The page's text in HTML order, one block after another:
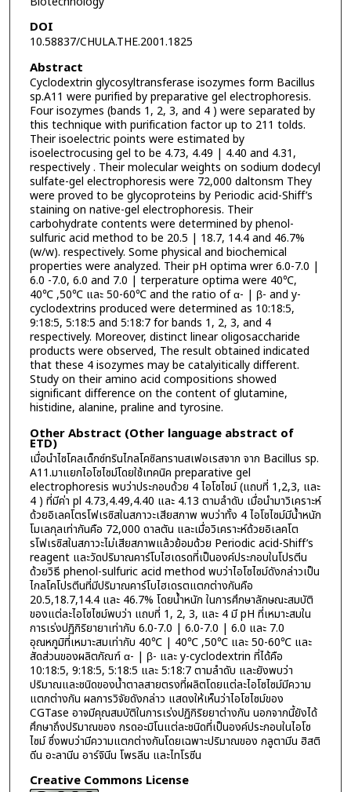
DOI
10.58837/CHULA.THE.2001.1825
Abstract
Cyclodextrin glycosyltransferase isozymes form Bacillus
sp.A11 were purified by preparative gel electrophoresis.
Four isozymes (bands 1, 2, 3, and 4 ) were separated by
this technique with purification factor up to 211 tolds.
Their isoelectric points were estimated by
isoelectrocusing gel to be 4.73, 4.49 | 4.40 and 4.31,
respectively . Their molecular weights on sodium dodecyl
sulfate-gel electrophoresis were 72,000 daltonsm They
were proved to be glycoproteins by Periodic acid-Shiff’s
staining on native-gel electrophoresis. Their
carbohydrate contents were determined by phenol-
sulfuric acid method to be 20.5 | 18.7, 14.4 and 46.7%
(w/w). respectively. Some physical and biochemical
properties were analyzed. Their pH optima wrer 6.0-7.0 |
6.0 -7.0, 6.0 and 7.0 | terperature optima were 40℃,
40℃ ,50℃ และ 50-60℃ and the ratio of α- | β- and y-
cyclodextrins produced were determined as 10:18:5,
9:18:5, 5:18:5 and 5:18:7 for bands 1, 2, 3, and 4
respectively. Moreover, distinct linear oligosaccharide
products were observed, The result obtained indicated
that these 4 isozymes may be catalyitically different.
Study on their amino acid compositions showed
significant difference on the content of glutamine,
histidine, alanine, praline and tyrosine.
Other Abstract (Other language abstract of
ETD)
เมื่อนำไซโคลเด็กซ์ทรินไกลโคซิลทรานสเฟอเรสจาก จาก Bacillus sp.
A11.มาแยกไอโซไซม์โดยใช้เทคนิค preparative gel
electrophoresis พบว่าประกอบด้วย 4 ไอโซไซม์ (แถบที่ 1,2,3, และ
4 ) ที่มีค่า pl 4.73,4.49,4.40 และ 4.13 ตามลำดับ เมื่อนำมาวิเคราะห์
ด้วยอิเลคโตรโฟเรซิสในสภาวะเสียสภาพ พบว่าทั้ง 4 ไอโซไซม์มีน้ำหนัก
โมเลกุลเท่ากันคือ 72,000 ดาลตัน และเมื่อวิเคราะห์ด้วยอิเลคโต
รโฟเรซิสในสภาวะไม่เสียสภาพแล้วย้อมด้วย Periodic acid-Shiff’s
reagent และวัดปริมาณคาร์โบไฮเดรดที่เป็นองค์ประกอบในโปรตีน
ด้วยวิธี phenol-sulfuric acid method พบว่าไอโซไซม์ดังกล่าวเป็น
ไกลโคโปรตีนที่มีปริมาณคาร์โบไฮเดรตแตกต่างกันคือ
20.5,18.7,14.4 และ 46.7% โดยน้ำหนัก ในการศึกษาลักษณะสมบัติ
ของแต่ละไอโซไซม์พบว่า แถบที่ 1, 2, 3, และ 4 มี pH ที่เหมาะสมใน
การเร่งปฏิกิริยายาเท่ากับ 6.0-7.0 | 6.0-7.0 | 6.0 และ 7.0
อุณหภูมิที่เหมาะสมเท่ากับ 40℃ | 40℃ ,50℃ และ 50-60℃ และ
สัดส่วนของผลิตภัณฑ์ α- | β- และ y-cyclodextrin ที่ได้คือ
10:18:5, 9:18:5, 5:18:5 และ 5:18:7 ตามลำดับ และยังพบว่า
ปริมาณและชนิดของน้ำตาลสายตรงที่ผลิตโดยแต่ละไอโซไซม์มีความ
แตกต่างกัน ผลการวิจัยดังกล่าว แสดงให้เห็นว่าไอโซไซม์ของ
CGTase อาจมีคุณสมบัติในการเร่งปฏิกิริยยาต่างกัน นอกจากนี้ยังได้
ศึกษาถึงปริมาณของ กรดอะมิโนแต่ละชนิดที่เป็นองค์ประกอบในไอโซ
ไซม์ ซึ่งพบว่ามีความแตกต่างกันโดยเฉพาะปริมาณของ กลูตามีน ฮิสติ
ดีน อะลานีน อาร์จินีน โพรลีน และไทโรซีน
Creative Commons License